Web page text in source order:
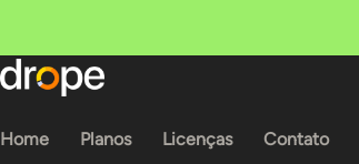
Home Planos Licenças Contato